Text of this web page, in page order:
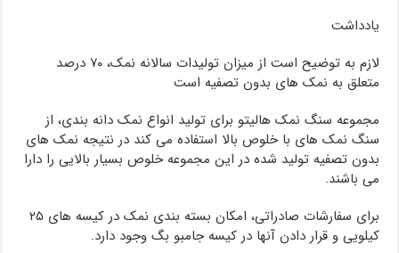
یادداشت
لازم به توضیح است از میزان تولیدات سالانه نمک، ۷۰ درصد
متعلق به نمک های بدون تصفیه است
مجموعه سنگ نمک هالیتو برای تولید انواع نمک دانه بندی، از
سنگ نمک های با خلوص بالا استفاده می کند در نتیجه نمک های
بدون تصفیه تولید شده در این مجموعه خلوص بسیار بالایی را دارا
می باشند.
برای سفارشات صادراتی، امکان بسته بندی نمک در کیسه های ۲۵
کیلویی و قرار دادن آنها در کیسه جامبو بگ وجود دارد.